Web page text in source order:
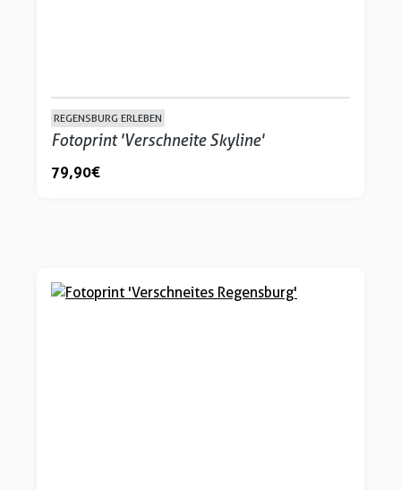
REGENSBURG ERLEBEN
Fotoprint 'Verschneite Skyline'
79,90 €